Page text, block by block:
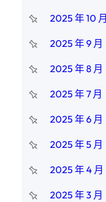
2025 年 10 月
2025 年 9 月
2025 年 8 月
2025 年 7 月
2025 年 6 月
2025 年 5 月
2025 年 4 月
2025 年 3 月